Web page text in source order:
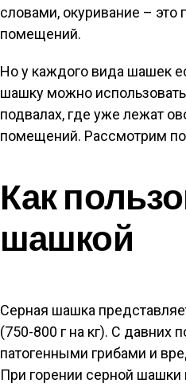
словами, окуривание –
помещений.
Но у каждого вида шашек
шашку можно использовать
подвалах, где уже лежат
помещений. Рассмотрим
Как
шашкой
Серная шашка
(750-800 г на кг). С
патогенными грибами и
При горении серной шашки